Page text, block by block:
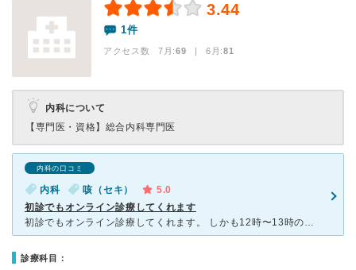
3.44
1件
アクセス数 7月:69 | 6月:81
内科について
【専門医・資格】 総合内科専門医
内科の口コミ
内科 咳（セキ）
5.0
初診でもオンライン診療してくれます
初診でもオンライン診療してくれます。 しかも12時〜13時の間もやっているので、昼休みに診察を受けれます。自宅近くの薬局に処方箋を送ってもらって、会社帰りに受け取れるので凄く助かりました。 忙しく
診療科目：